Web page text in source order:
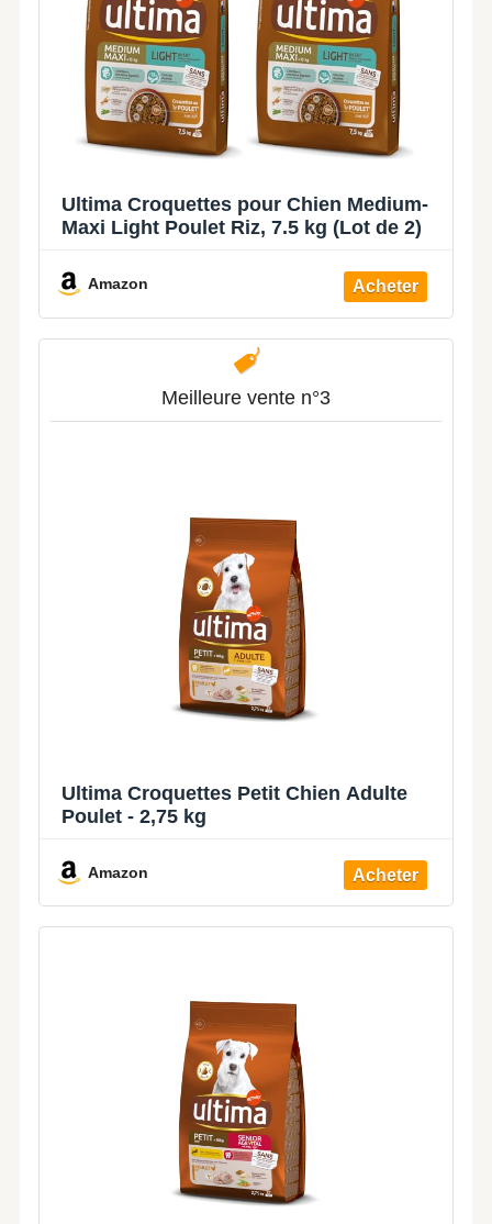
Ultima Croquettes pour Chien Medium-
Maxi Light Poulet Riz, 7.5 kg (Lot de 2)
Amazon
Meilleure vente n°3
Ultima Croquettes Petit Chien Adulte
Poulet - 2,75 kg
Amazon